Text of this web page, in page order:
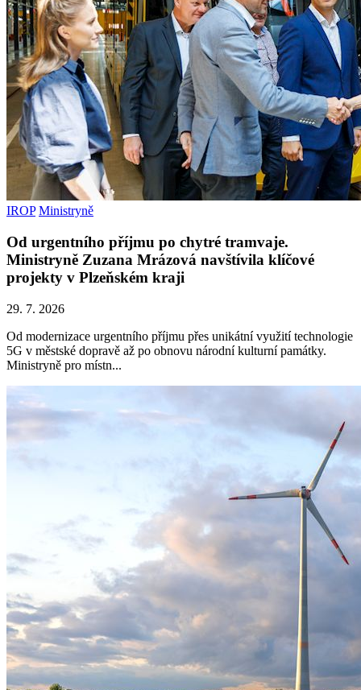
IROP Ministryně
Od urgentního příjmu po chytré tramvaje.
Ministryně Zuzana Mrázová navštívila klíčové
projekty v Plzeňském kraji
29. 7. 2026
Od modernizace urgentního příjmu přes unikátní využití technologie
5G v městské dopravě až po obnovu národní kulturní památky.
Ministryně pro místn...